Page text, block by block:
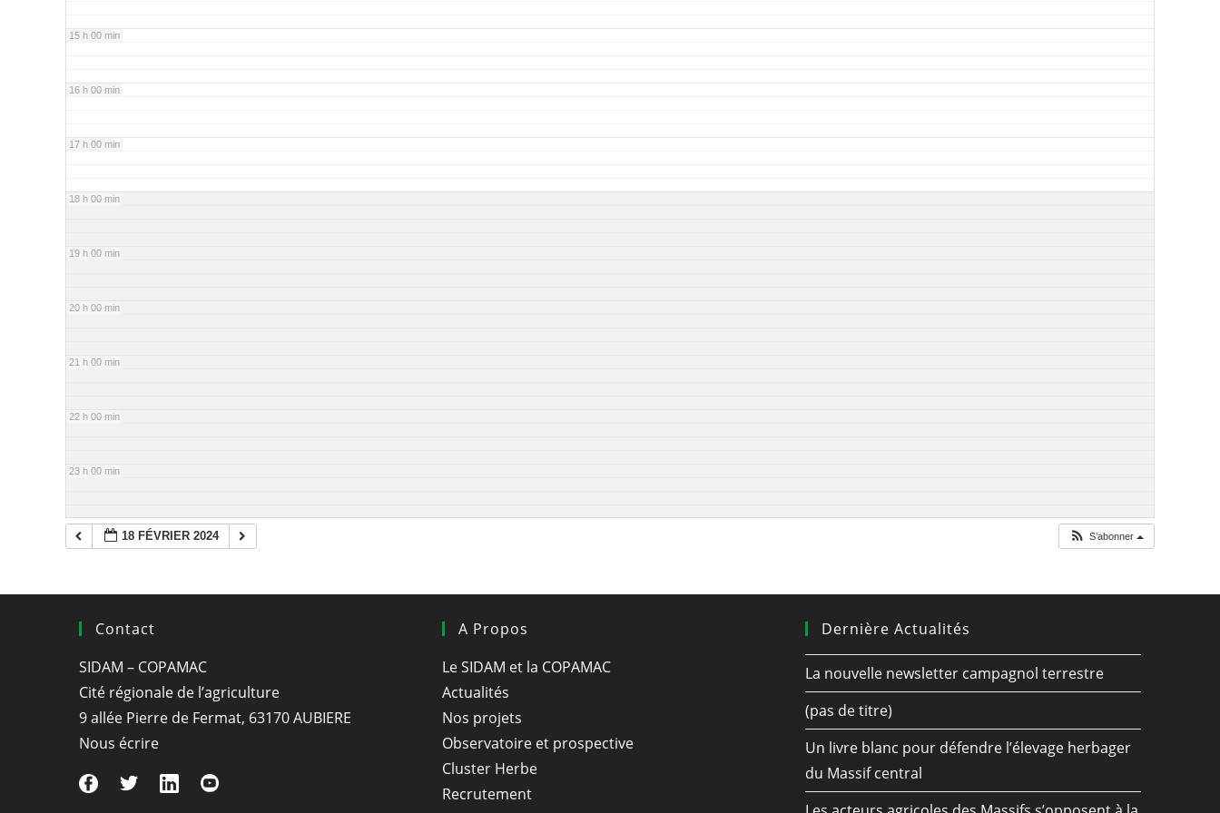
15 h 00 min
16 h 00 min
17 h 00 min
18 h 00 min
19 h 00 min
20 h 00 min
21 h 00 min
22 h 00 min
23 h 00 min
18 FÉVRIER 2024 S’abonner
Contact
SIDAM – COPAMAC
Cité régionale de l’agriculture
9 allée Pierre de Fermat, 63170 AUBIERE
Nous écrire
A Propos
Le SIDAM et la COPAMAC
Actualités
Nos projets
Observatoire et prospective
Cluster Herbe
Recrutement
Dernière Actualités
La nouvelle newsletter campagnol terrestre
(pas de titre)
Un livre blanc pour défendre l’élevage herbager
du Massif central